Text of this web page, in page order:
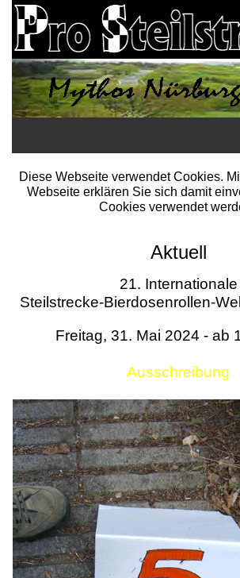
Startseite
Literatur
Termine
Diese Webseite verwendet Cookies.
Webseite erklären Sie sich damit
Cookies verwendet
Aktuell
21. Internationale
Steilstrecke-Bierdosenrollen-
Freitag, 31. Mai 2024 - ab
Ausschreibung